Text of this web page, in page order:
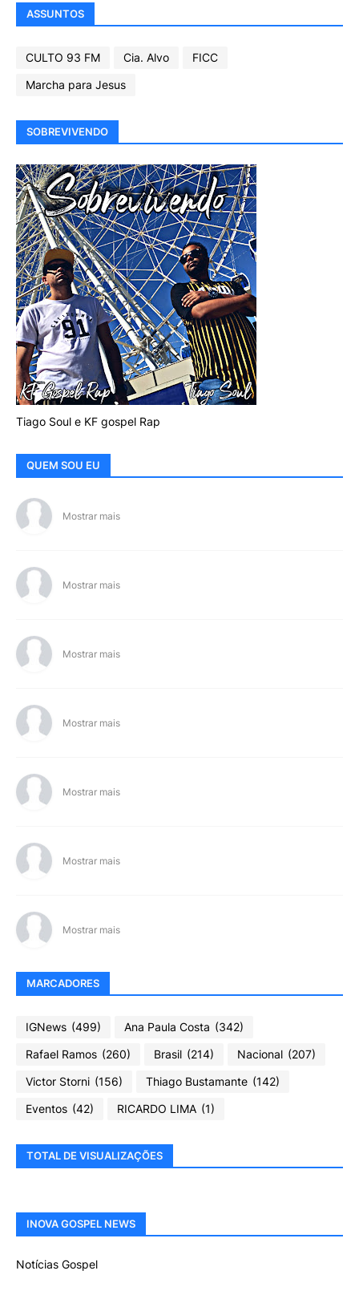
ASSUNTOS
CULTO 93 FM Cia. Alvo
FICC
Marcha para Jesus
SOBREVIVENDO
Tiago Soul e KF gospel Rap
QUEM SOU EU
Mostrar mais
Mostrar mais
Mostrar mais
Mostrar mais
Mostrar mais
Mostrar mais
Mostrar mais
MARCADORES
IGNews (499) Ana Paula Costa (342)
Rafael Ramos (260) Brasil (214) Nacional (207)
Victor Storni (156) Thiago Bustamante (142)
Eventos (42) RICARDO LIMA (1)
TOTAL DE VISUALIZAÇÕES
INOVA GOSPEL NEWS
Notícias Gospel